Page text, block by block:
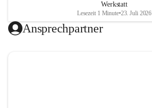
Werkstatt
Lesezeit 1 Minute•23. Juli 2026
Ansprechpartner